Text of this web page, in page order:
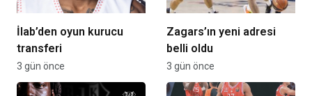
İlab’den oyun kurucu
transferi
3 gün önce
Zagars’ın yeni adresi
belli oldu
3 gün önce